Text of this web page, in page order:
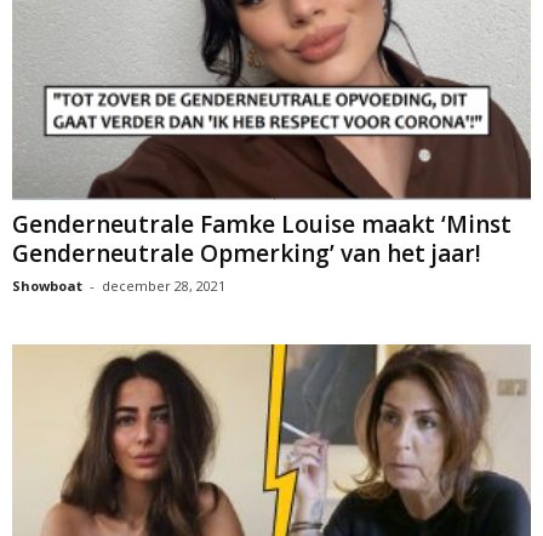
Genderneutrale Famke Louise maakt ‘Minst
Genderneutrale Opmerking’ van het jaar!
Showboat - december 28, 2021